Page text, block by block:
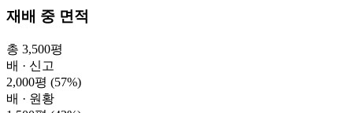
재배 중 면적
총 3,500평
배 · 신고
2,000평 (57%)
배 · 원황